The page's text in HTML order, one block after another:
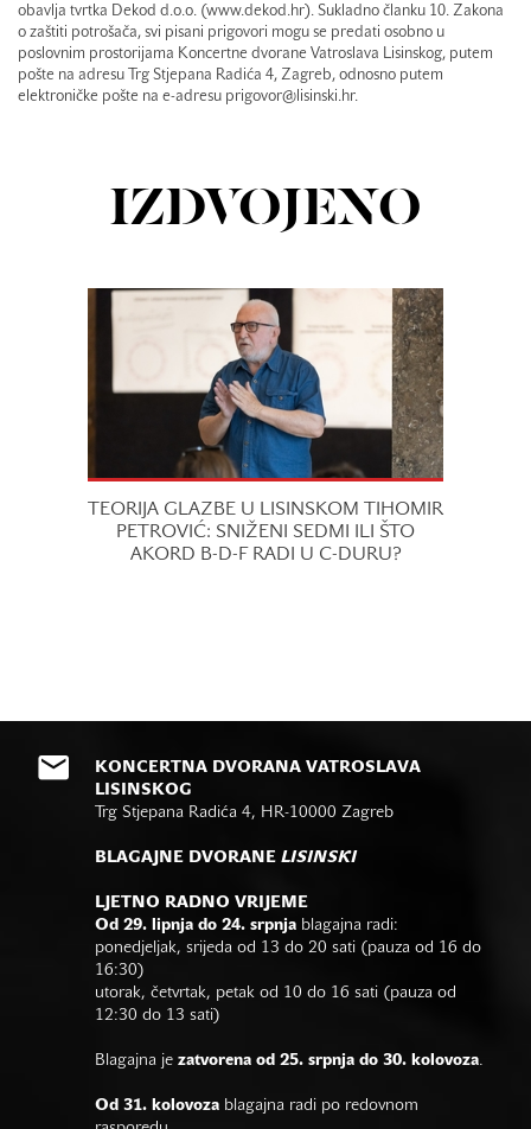
obavlja tvrtka Dekod d.o.o. (www.dekod.hr). Sukladno članku 10. Zakona
o zaštiti potrošača, svi pisani prigovori mogu se predati osobno u
poslovnim prostorijama Koncertne dvorane Vatroslava Lisinskog, putem
pošte na adresu Trg Stjepana Radića 4, Zagreb, odnosno putem
elektroničke pošte na e-adresu prigovor@lisinski.hr.
IZDVOJENO
TEORIJA GLAZBE U LISINSKOM TIHOMIR
PETROVIĆ: SNIŽENI SEDMI ILI ŠTO
AKORD B-D-F RADI U C-DURU?
KONCERTNA DVORANA VATROSLAVA
LISINSKOG
Trg Stjepana Radića 4, HR-10000 Zagreb
BLAGAJNE DVORANE LISINSKI
LJETNO RADNO VRIJEME
Od 29. lipnja do 24. srpnja blagajna radi:
ponedjeljak, srijeda od 13 do 20 sati (pauza od 16 do
16:30)
utorak, četvrtak, petak od 10 do 16 sati (pauza od
12:30 do 13 sati)
Blagajna je zatvorena od 25. srpnja do 30. kolovoza.
Od 31. kolovoza blagajna radi po redovnom